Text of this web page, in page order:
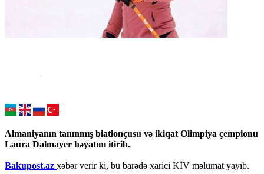
Almaniyanın tanınmış biatlonçusu və ikiqat Olimpiya çempionu
Laura Dalmayer həyatını itirib.
Bakupost.az xəbər verir ki, bu barədə xarici KİV məlumat yayıb.